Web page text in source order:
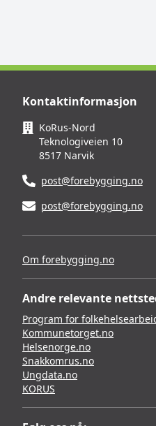
Kontaktinformasjon
KoRus-Nord
Teknologiveien 10
8517 Narvik
post@forebygging.no
post@forebygging.no
Om forebygging.no
Andre relevante
Program for
Kommunetorget.no
Helsenorge.no
Snakkomrus.no
Ungdata.no
KORUS